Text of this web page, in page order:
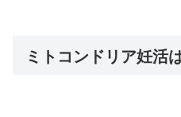
ミトコンドリア妊活